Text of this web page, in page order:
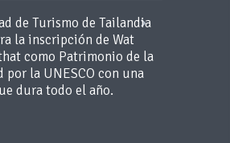
de Turismo de Tailandia
la inscripción de Wat
como Patrimonio de la
por la UNESCO con una
dura todo el año.